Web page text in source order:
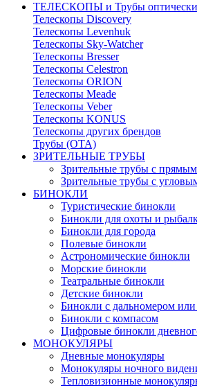
ТЕЛЕСКОПЫ и Трубы
Телескопы Discovery
Телескопы Levenhuk
Телескопы Sky-Watcher
Телескопы Bresser
Телескопы Celestron
Телескопы ORION
Телескопы Meade
Телескопы Veber
Телескопы KONUS
Телескопы других брендов
Трубы (ОТА)
ЗРИТЕЛЬНЫЕ ТРУБЫ
Зрительные трубы с
Зрительные трубы с
БИНОКЛИ
Туристические бинокли
Бинокли для охоты и
Бинокли для города
Полевые бинокли
Астрономические бинокли
Морские бинокли
Театральные бинокли
Детские бинокли
Бинокли с дальномером
Бинокли с компасом
Цифровые бинокли
МОНОКУЛЯРЫ
Дневные монокуляры
Монокуляры ночного
Тепловизионные